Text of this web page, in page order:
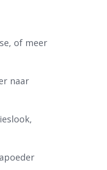
of meer
naar